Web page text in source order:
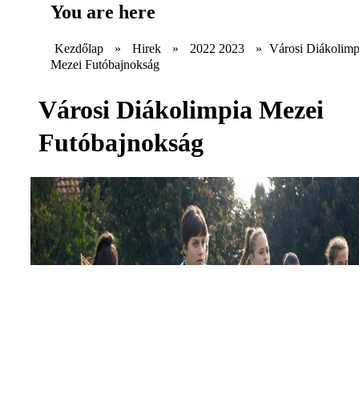
You are here
Kezdőlap » Hirek » 2022 2023 » Városi
Mezei Futóbajnokság
Városi Diákolimpia Mezei
Futóbajnokság